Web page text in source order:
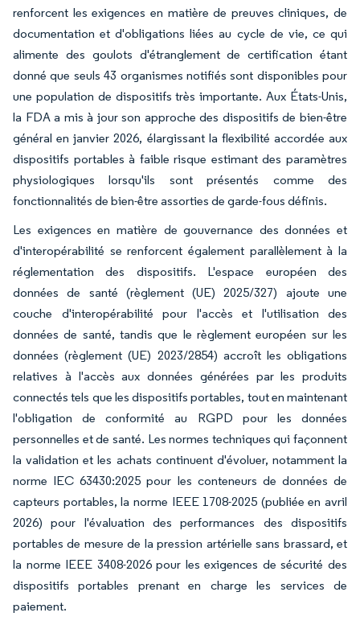
renforcent les exigences en matière de preuves cliniques, de
documentation et d'obligations liées au cycle de vie, ce qui
alimente des goulots d'étranglement de certification étant
donné que seuls 43 organismes notifiés sont disponibles pour
une population de dispositifs très importante. Aux États-Unis,
la FDA a mis à jour son approche des dispositifs de bien-être
général en janvier 2026, élargissant la flexibilité accordée aux
dispositifs portables à faible risque estimant des paramètres
physiologiques lorsqu'ils sont présentés comme des
fonctionnalités de bien-être assorties de garde-fous définis.
Les exigences en matière de gouvernance des données et
d'interopérabilité se renforcent également parallèlement à la
réglementation des dispositifs. L'espace européen des
données de santé (règlement (UE) 2025/327) ajoute une
couche d'interopérabilité pour l'accès et l'utilisation des
données de santé, tandis que le règlement européen sur les
données (règlement (UE) 2023/2854) accroît les obligations
relatives à l'accès aux données générées par les produits
connectés tels que les dispositifs portables, tout en maintenant
l'obligation de conformité au RGPD pour les données
personnelles et de santé. Les normes techniques qui façonnent
la validation et les achats continuent d'évoluer, notamment la
norme IEC 63430:2025 pour les conteneurs de données de
capteurs portables, la norme IEEE 1708-2025 (publiée en avril
2026) pour l'évaluation des performances des dispositifs
portables de mesure de la pression artérielle sans brassard, et
la norme IEEE 3408-2026 pour les exigences de sécurité des
dispositifs portables prenant en charge les services de
paiement.